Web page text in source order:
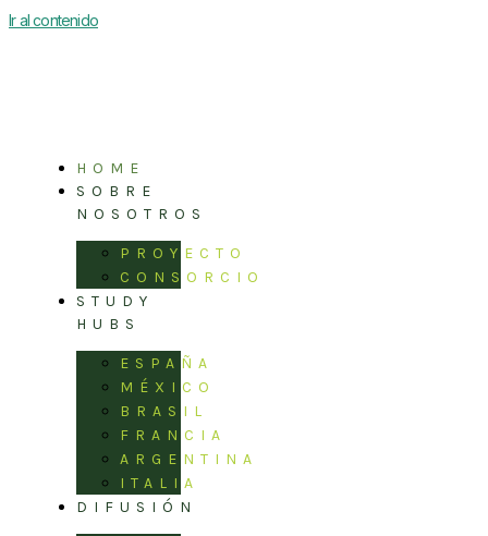
Ir al contenido
HOME
SOBRE
NOSOTROS
PROYECTO
CONSORCIO
STUDY
HUBS
ESPAÑA
MÉXICO
BRASIL
FRANCIA
ARGENTINA
ITALIA
DIFUSIÓN